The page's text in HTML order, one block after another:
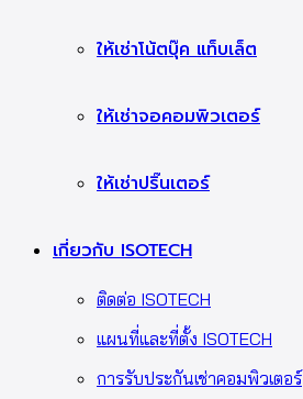
ให้เช่าโน้ตบุ๊ค แท็บเล็ต
ให้เช่าจอคอมพิวเตอร์
ให้เช่าปริ๊นเตอร์
เกี่ยวกับ ISOTECH
ติดต่อ ISOTECH
แผนที่และที่ตั้ง ISOTECH
การรับประกันเช่าคอมพิวเตอร์